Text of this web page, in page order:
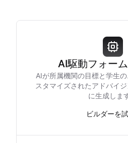
AI駆動フォー
AIが所属機関の目標と学生
スタマイズされたアドバイ
に生成しま
ビルダーを